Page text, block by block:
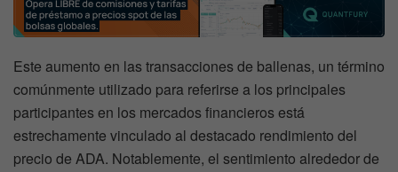
Este aumento en las transacciones de ballenas, un término
comúnmente utilizado para referirse a los principales
participantes en los mercados financieros está
estrechamente vinculado al destacado rendimiento del
precio de ADA. Notablemente, el sentimiento alrededor de